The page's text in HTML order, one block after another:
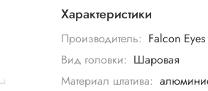
Характеристики
Производитель: Falcon Eyes
Вид головки: Шаровая
Материал штатива: